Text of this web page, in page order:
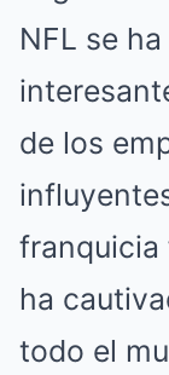
NFL se
de los
franquicia
ha
todo el